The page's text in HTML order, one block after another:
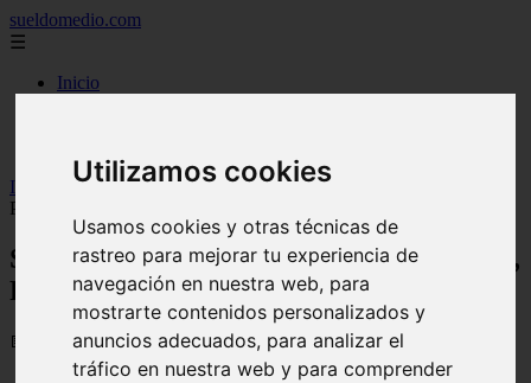
Utilizamos cookies
Usamos cookies y otras técnicas de
rastreo para mejorar tu experiencia de
navegación en nuestra web, para
mostrarte contenidos personalizados y
anuncios adecuados, para analizar el
tráfico en nuestra web y para comprender
sueldomedio.com
☰
Inicio
Inicio
sueldos >Sueldo medio en Emiratos Árabes Unidos,
Precios actualizados 2026
Sueldo medio en Emiratos Árabes Unidos,
Precios actualizados 2026
📅 09/09/2025